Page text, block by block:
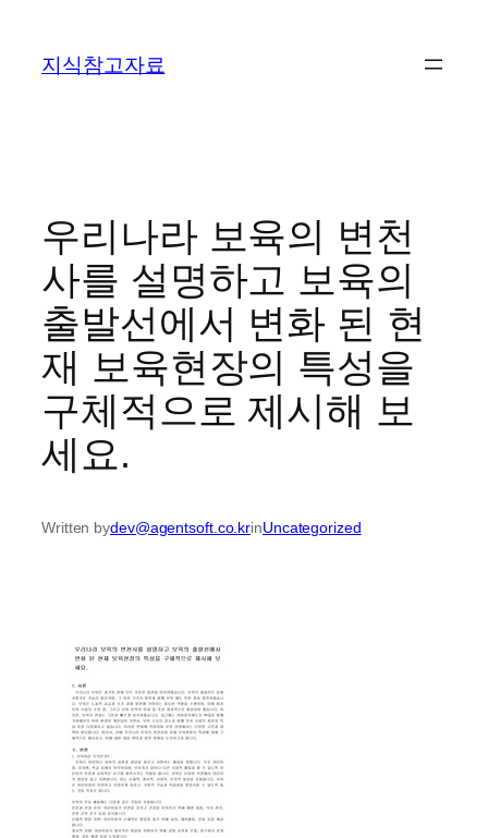
지식참고자료
우리나라 보육의 변천
사를 설명하고 보육의
출발선에서 변화 된 현
재 보육현장의 특성을
구체적으로 제시해 보
세요.
Written bydev@agentsoft.co.krinUncategorized